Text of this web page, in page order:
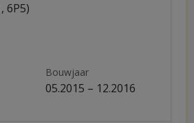
6P5)
Bouwjaar
05.2015 – 12.2016